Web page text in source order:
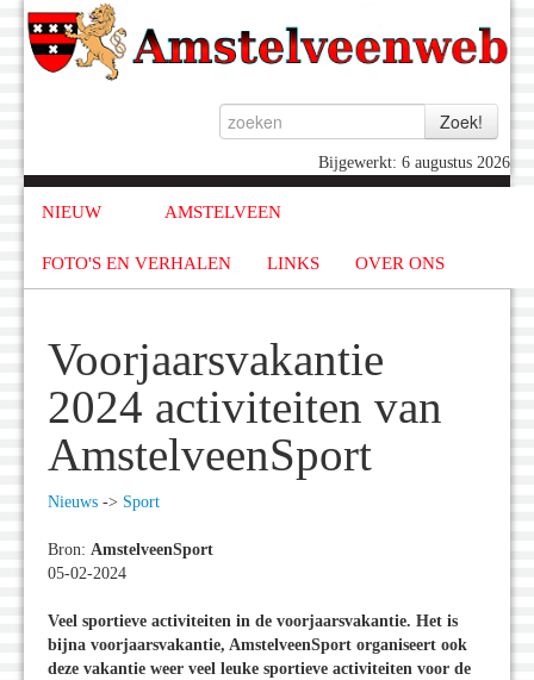
Bijgewerkt: 6 augustus 2026
NIEUW AMSTELVEEN
FOTO'S EN VERHALEN LINKS OVER ONS
Voorjaarsvakantie
2024 activiteiten van
AmstelveenSport
Nieuws -> Sport
Bron: AmstelveenSport
05-02-2024
Veel sportieve activiteiten in de voorjaarsvakantie. Het is
bijna voorjaarsvakantie, AmstelveenSport organiseert ook
deze vakantie weer veel leuke sportieve activiteiten voor de